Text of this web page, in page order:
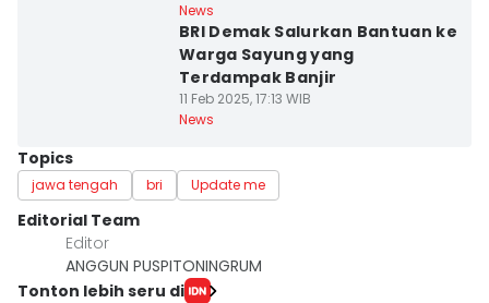
News
BRI Demak Salurkan Bantuan ke
Warga Sayung yang
Terdampak Banjir
11 Feb 2025, 17:13 WIB
News
Topics
jawa tengah bri Update me
Editorial Team
Editor
ANGGUN PUSPITONINGRUM
Tonton lebih seru di